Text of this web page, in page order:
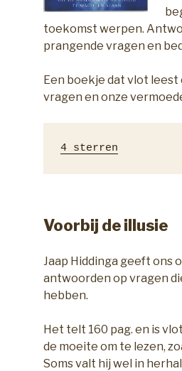
toekomst werpen.
prangende vragen en
Een boekje dat vlot
vragen en onze
4 sterren
Voorbij de illusie
Jaap Hiddinga geeft ons
antwoorden op vragen
hebben.
Het telt 160 pag. en is
de moeite om te lezen,
Soms valt hij wel in